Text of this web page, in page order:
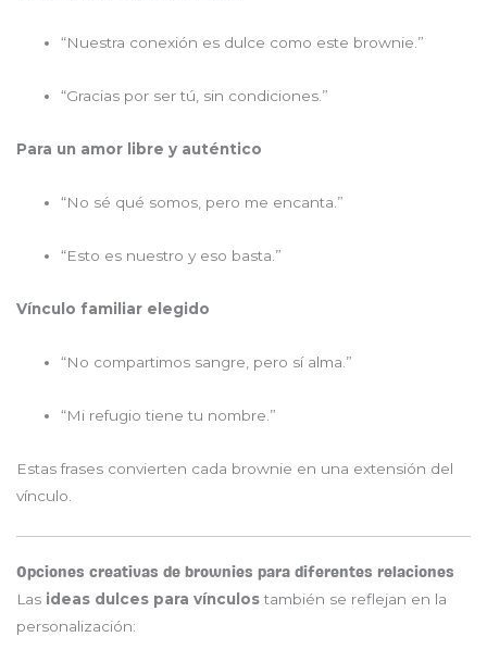
“Nuestra conexión es dulce como este brownie.”
“Gracias por ser tú, sin condiciones.”
Para un amor libre y auténtico
“No sé qué somos, pero me encanta.”
“Esto es nuestro y eso basta.”
Vínculo familiar elegido
“No compartimos sangre, pero sí alma.”
“Mi refugio tiene tu nombre.”
Estas frases convierten cada brownie en una extensión del
vínculo.
Opciones creativas de brownies para diferentes relaciones
Las ideas dulces para vínculostambién se reflejan en la
personalización: